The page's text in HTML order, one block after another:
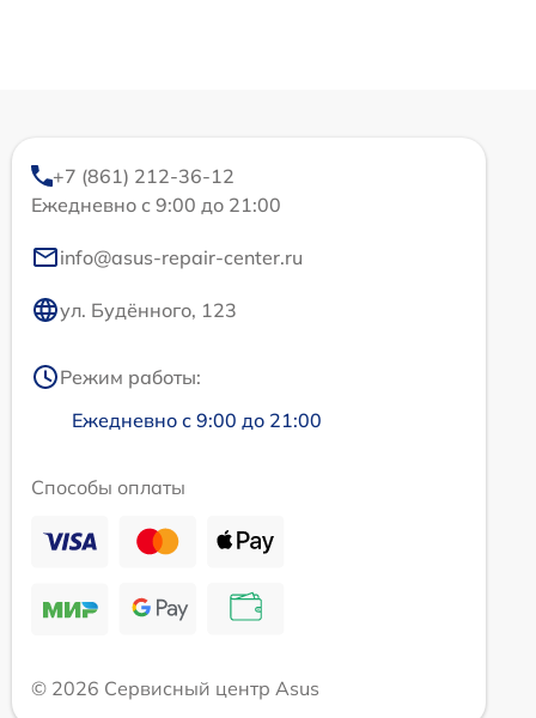
+7 (861) 212-36-12
Ежедневно с 9:00 до 21:00
info@asus-repair-center.ru
ул. Будённого, 123
Режим работы:
Ежедневно с 9:00 до 21:00
Способы оплаты
© 2026 Сервисный центр Asus